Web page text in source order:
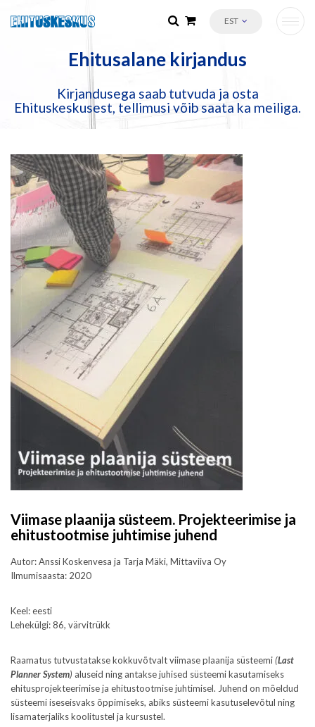
EST
Ehitusalane kirjandus
Kirjandusega saab tutvuda ja osta
Ehituskeskusest, tellimusi võib saata ka meiliga.
Viimase plaanija süsteem. Projekteerimise ja
ehitustootmise juhtimise juhend
Autor: Anssi Koskenvesa ja Tarja Mäki, Mittaviiva Oy
Ilmumisaasta: 2020
Keel: eesti
Lehekülgi: 86, värvitrükk
Raamatus tutvustatakse kokkuvõtvalt viimase plaanija süsteemi(Last
Planner System) aluseid ning antakse juhised süsteemi kasutamiseks
ehitusprojekteerimise ja ehitustootmise juhtimisel. Juhend on mõeldud
süsteemi iseseisvaks õppimiseks, abiks süsteemi kasutuselevõtul ning
lisamaterjaliks koolitustel ja kursustel.